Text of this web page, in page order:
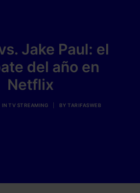
Jake Paul: el
del año en
Netflix
IN TV STREAMING BY TARIFASWEB